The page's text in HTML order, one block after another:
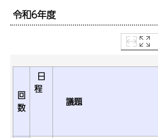
令和6年度
回
数
日
程
議題